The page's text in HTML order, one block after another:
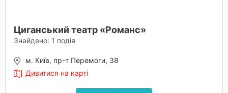
Циганський театр «Романс»
Знайдено: 1 подія
м. Київ, пр-т Перемоги, 38
Дивитися на карті